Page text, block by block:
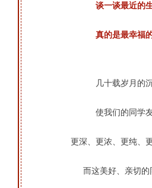
谈一谈最近的
真的是最幸福的
几十载岁月的
使我们的同学
更深、更浓、更纯、
而这美好、 亲切的